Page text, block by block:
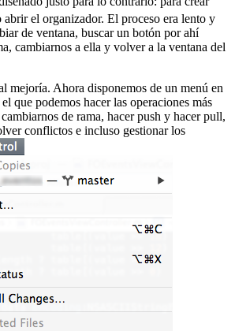
abrir el organizador. El proceso era lento y
de ventana, buscar un botón por ahí
cambiarnos a ella y volver a la ventana del
mejoría. Ahora disponemos de un menú en
que podemos hacer las operaciones más
de rama, hacer push y hacer pull,
conflictos e incluso gestionar los